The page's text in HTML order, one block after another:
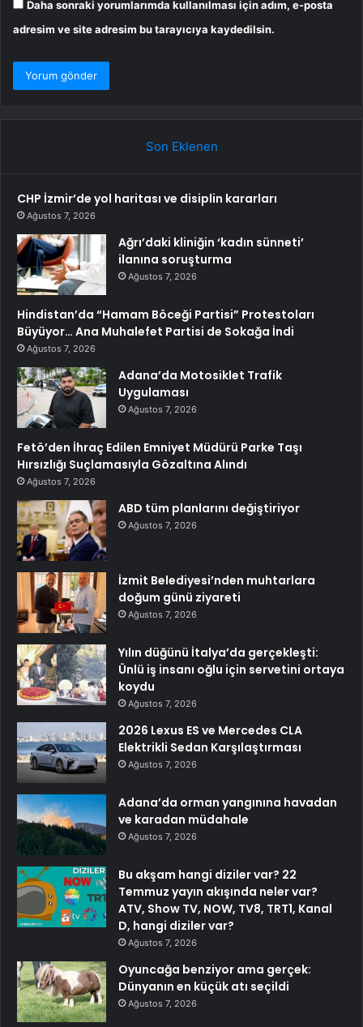
Daha sonraki yorumlarımda kullanılması için adım, e-posta
adresim ve site adresim bu tarayıcıya kaydedilsin.
Son Eklenen
CHP İzmir’de yol haritası ve disiplin kararları
Ağustos 7, 2026
Ağrı’daki kliniğin ‘kadın sünneti’
ilanına soruşturma
Ağustos 7, 2026
Hindistan’da “Hamam Böceği Partisi” Protestoları
Büyüyor… Ana Muhalefet Partisi de Sokağa İndi
Ağustos 7, 2026
Adana’da Motosiklet Trafik
Uygulaması
Ağustos 7, 2026
Fetö’den İhraç Edilen Emniyet Müdürü Parke Taşı
Hırsızlığı Suçlamasıyla Gözaltına Alındı
Ağustos 7, 2026
ABD tüm planlarını değiştiriyor
Ağustos 7, 2026
İzmit Belediyesi’nden muhtarlara
doğum günü ziyareti
Ağustos 7, 2026
Yılın düğünü İtalya’da gerçekleşti:
Ünlü iş insanı oğlu için servetini ortaya
koydu
Ağustos 7, 2026
2026 Lexus ES ve Mercedes CLA
Elektrikli Sedan Karşılaştırması
Ağustos 7, 2026
Adana’da orman yangınına havadan
ve karadan müdahale
Ağustos 7, 2026
Bu akşam hangi diziler var? 22
Temmuz yayın akışında neler var?
ATV, Show TV, NOW, TV8, TRT1, Kanal
D, hangi diziler var?
Ağustos 7, 2026
Oyuncağa benziyor ama gerçek:
Dünyanın en küçük atı seçildi
Ağustos 7, 2026